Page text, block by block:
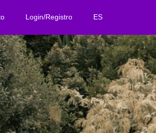
Login/Registro ES